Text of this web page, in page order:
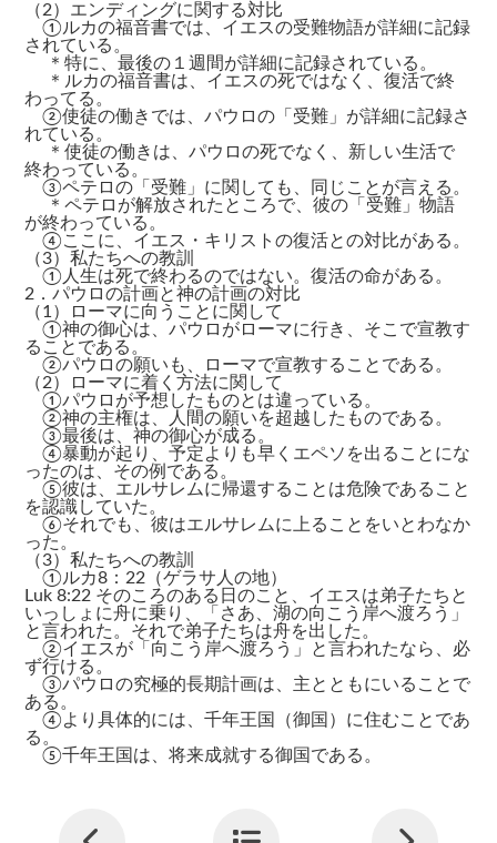
（2）エンディングに関する対比
①ルカの福音書では、イエスの受難物語が詳細に記録
されている。
＊特に、最後の１週間が詳細に記録されている。
＊ルカの福音書は、イエスの死ではなく、復活で終
わってる。
②使徒の働きでは、パウロの「受難」が詳細に記録さ
れている。
＊使徒の働きは、パウロの死でなく、新しい生活で
終わっている。
③ペテロの「受難」に関しても、同じことが言える。
＊ペテロが解放されたところで、彼の「受難」物語
が終わっている。
④ここに、イエス・キリストの復活との対比がある。
（3）私たちへの教訓
①人生は死で終わるのではない。復活の命がある。
2．パウロの計画と神の計画の対比
（1）ローマに向うことに関して
①神の御心は、パウロがローマに行き、そこで宣教す
ることである。
②パウロの願いも、ローマで宣教することである。
（2）ローマに着く方法に関して
①パウロが予想したものとは違っている。
②神の主権は、人間の願いを超越したものである。
③最後は、神の御心が成る。
④暴動が起り、予定よりも早くエペソを出ることにな
ったのは、その例である。
⑤彼は、エルサレムに帰還することは危険であること
を認識していた。
⑥それでも、彼はエルサレムに上ることをいとわなか
った。
（3）私たちへの教訓
①ルカ8：22（ゲラサ人の地）
Luk 8:22 そのころのある日のこと、イエスは弟子たちと
いっしょに舟に乗り、「さあ、湖の向こう岸へ渡ろう」
と言われた。それで弟子たちは舟を出した。
②イエスが「向こう岸へ渡ろう」と言われたなら、必
ず行ける。
③パウロの究極的長期計画は、主とともにいることで
ある。
④より具体的には、千年王国（御国）に住むことであ
る。
⑤千年王国は、将来成就する御国である。